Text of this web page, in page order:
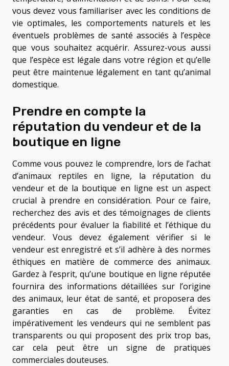
vous devez vous familiariser avec les conditions de
vie optimales, les comportements naturels et les
éventuels problèmes de santé associés à l’espèce
que vous souhaitez acquérir. Assurez-vous aussi
que l’espèce est légale dans votre région et qu’elle
peut être maintenue légalement en tant qu’animal
domestique.
Prendre en compte la
réputation du vendeur et de la
boutique en ligne
Comme vous pouvez le comprendre, lors de l’achat
d’animaux reptiles en ligne, la réputation du
vendeur et de la boutique en ligne est un aspect
crucial à prendre en considération. Pour ce faire,
recherchez des avis et des témoignages de clients
précédents pour évaluer la fiabilité et l’éthique du
vendeur. Vous devez également vérifier si le
vendeur est enregistré et s’il adhère à des normes
éthiques en matière de commerce des animaux.
Gardez à l’esprit, qu’une boutique en ligne réputée
fournira des informations détaillées sur l’origine
des animaux, leur état de santé, et proposera des
garanties en cas de problème. Évitez
impérativement les vendeurs qui ne semblent pas
transparents ou qui proposent des prix trop bas,
car cela peut être un signe de pratiques
commerciales douteuses.